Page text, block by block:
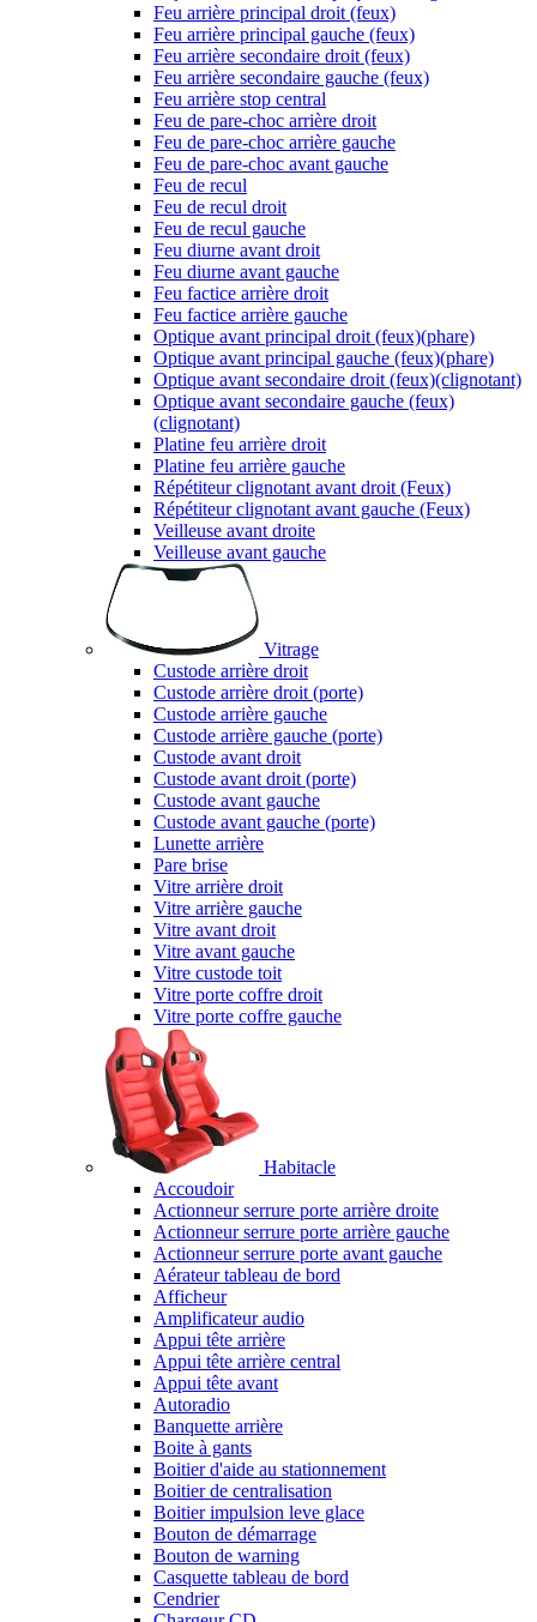
Feu arrière principal droit (feux)
Feu arrière principal gauche (feux)
Feu arrière secondaire droit (feux)
Feu arrière secondaire gauche (feux)
Feu arrière stop central
Feu de pare-choc arrière droit
Feu de pare-choc arrière gauche
Feu de pare-choc avant gauche
Feu de recul
Feu de recul droit
Feu de recul gauche
Feu diurne avant droit
Feu diurne avant gauche
Feu factice arrière droit
Feu factice arrière gauche
Optique avant principal droit (feux)(phare)
Optique avant principal gauche (feux)(phare)
Optique avant secondaire droit (feux)(clignotant)
Optique avant secondaire gauche (feux)
(clignotant)
Platine feu arrière droit
Platine feu arrière gauche
Répétiteur clignotant avant droit (Feux)
Répétiteur clignotant avant gauche (Feux)
Veilleuse avant droite
Veilleuse avant gauche
Vitrage
Custode arrière droit
Custode arrière droit (porte)
Custode arrière gauche
Custode arrière gauche (porte)
Custode avant droit
Custode avant droit (porte)
Custode avant gauche
Custode avant gauche (porte)
Lunette arrière
Pare brise
Vitre arrière droit
Vitre arrière gauche
Vitre avant droit
Vitre avant gauche
Vitre custode toit
Vitre porte coffre droit
Vitre porte coffre gauche
Habitacle
Accoudoir
Actionneur serrure porte arrière droite
Actionneur serrure porte arrière gauche
Actionneur serrure porte avant gauche
Aérateur tableau de bord
Afficheur
Amplificateur audio
Appui tête arrière
Appui tête arrière central
Appui tête avant
Autoradio
Banquette arrière
Boite à gants
Boitier d'aide au stationnement
Boitier de centralisation
Boitier impulsion leve glace
Bouton de démarrage
Bouton de warning
Casquette tableau de bord
Cendrier